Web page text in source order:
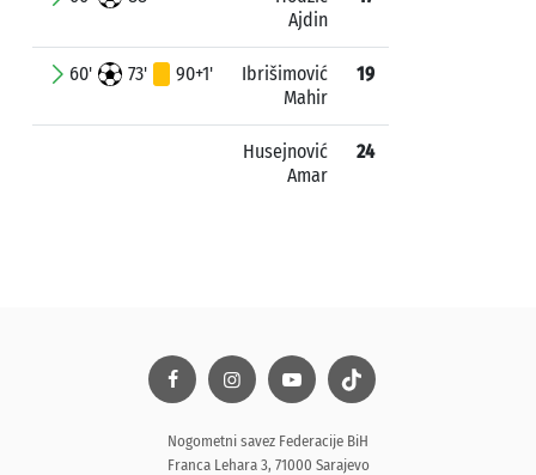
Ajdin
60' 73' 90+1'
Ibrišimović
Mahir
19
Husejnović
Amar
24
Nogometni savez Federacije BiH
Franca Lehara 3, 71000 Sarajevo